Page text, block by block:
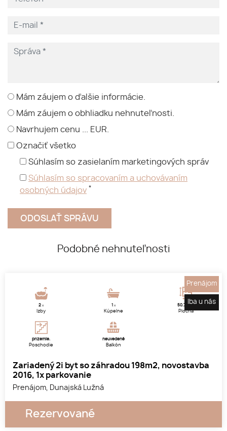
Mám záujem o ďalšie informácie.
Mám záujem o obhliadku nehnuteľnosti.
Navrhujem cenu ... EUR.
Označiť všetko
Súhlasím so zasielaním marketingových správ
Súhlasím so spracovaním a uchovávaním
osobných údajov *
Podobné nehnuteľnosti
2x
Izby
1 x
Kúpelne
50.72 m 2
Plocha
prízemie.
Poschodie
neuvedené
Balkón
Zariadený 2i byt so záhradou 198m2, novostavba
2016, 1x parkovanie
Prenájom, Dunajská Lužná
Rezervované
Prenájom
Iba u nás